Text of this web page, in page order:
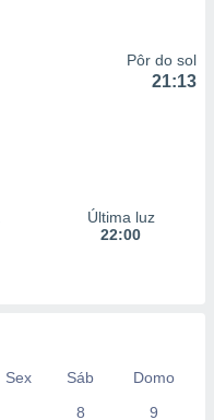
Pôr do sol
21:13
Última luz
22:00
Sex Sáb
Domo
8
9